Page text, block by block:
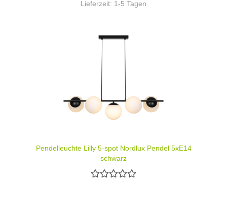
Lieferzeit: 1-5 Tagen
Pendelleuchte Lilly 5-spot Nordlux Pendel 5xE14
schwarz